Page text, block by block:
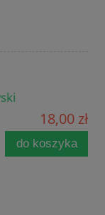
18,00 zł
do koszyka